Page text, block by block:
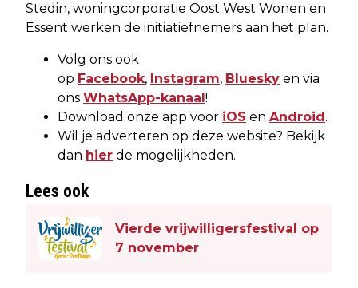
Stedin, woningcorporatie Oost West Wonen en
Essent werken de initiatiefnemers aan het plan.
Volg ons ook
op Facebook, Instagram, Bluesky en via
ons WhatsApp-kanaal !
Download onze app voor iOS en Android .
Wil je adverteren op deze website? Bekijk
dan hier de mogelijkheden.
Lees ook
Vierde vrijwilligersfestival op
7 november